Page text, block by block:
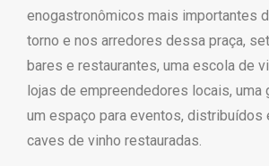
enogastronômicos mais importantes
torno e nos arredores dessa praça,
bares e restaurantes, uma escola de
lojas de empreendedores locais, uma
um espaço para eventos, distribuídos
caves de vinho restauradas.